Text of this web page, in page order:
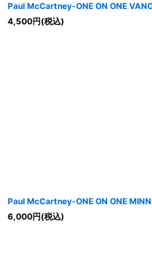
Paul McCartney-ONE ON ONE
4,500円(税込)
Paul McCartney-ONE ON ONE
6,000円(税込)